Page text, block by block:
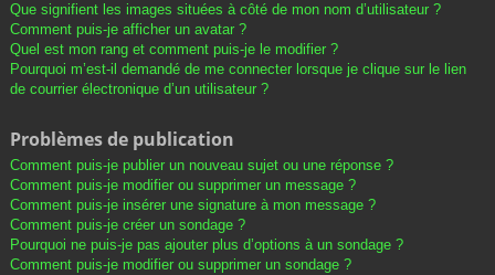
Que signifient les images situées à côté de mon nom d’utilisateur ?
Comment puis-je afficher un avatar ?
Quel est mon rang et comment puis-je le modifier ?
Pourquoi m’est-il demandé de me connecter lorsque je clique sur le lien
de courrier électronique d’un utilisateur ?
Problèmes de publication
Comment puis-je publier un nouveau sujet ou une réponse ?
Comment puis-je modifier ou supprimer un message ?
Comment puis-je insérer une signature à mon message ?
Comment puis-je créer un sondage ?
Pourquoi ne puis-je pas ajouter plus d’options à un sondage ?
Comment puis-je modifier ou supprimer un sondage ?